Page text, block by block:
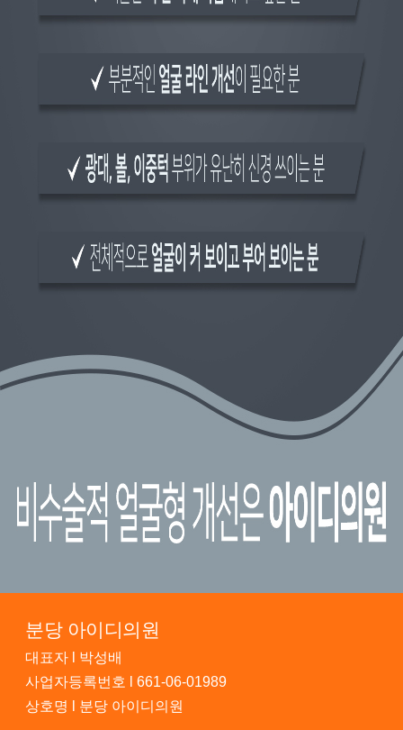
분당 아이디의원
대표자 l 박성배
사업자등록번호 l 661-06-01989
상호명 l 분당 아이디의원